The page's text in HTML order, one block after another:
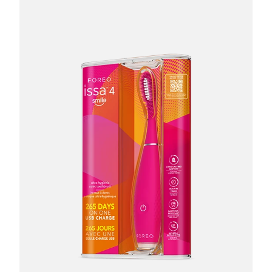
Entrega prevista
Entrega prevista
Entrega prevista
Entrega prevista
Entrega prevista
Nueva Zelanda Entrega prevista
Entrega prevista